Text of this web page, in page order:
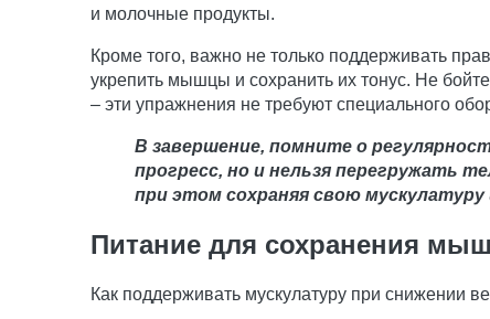
и молочные продукты.
Кроме того, важно не только поддерживать
укрепить мышцы и сохранить их тонус. Не
– эти упражнения не требуют специального
В завершение, помните о
прогресс, но и нельзя перегружать
при этом сохраняя свою
Питание для сохранения
Как поддерживать мускулатуру при снижении